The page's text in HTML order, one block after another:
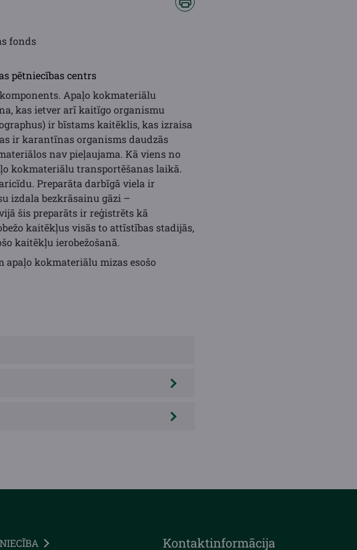
fonds
pētniecības centrs
Apaļo kokmateriālu
kas ietver arī kaitīgo organismu
ir bīstams kaitēklis, kas izraisa
ir karantīnas organisms daudzās
nav pieļaujama. Kā viens no
kokmateriālu transportēšanas laikā.
Preparāta darbīgā viela ir
izdala bezkrāsainu gāzi –
šis preparāts ir reģistrēts kā
kaitēkļus visās to attīstības stadijās,
kaitēkļu ierobežošanā.
kokmateriālu mizas esošo
Kontaktinformācija